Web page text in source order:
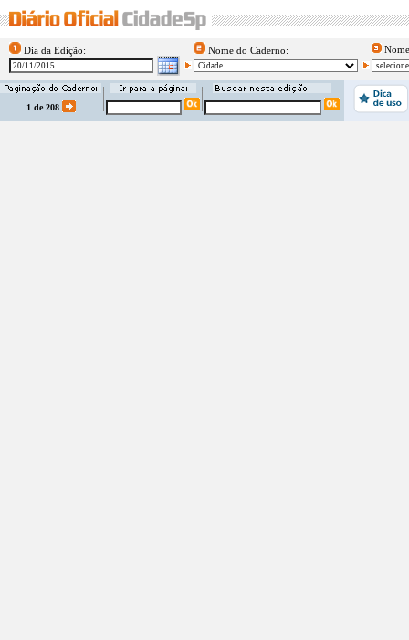
Dia da Edição: Nome do Caderno:
1 de 208